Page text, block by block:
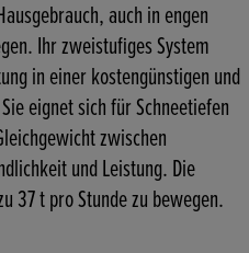
auch in engen
Ihr zweistufiges System
in einer kostengünstigen und
eignet sich für Schneetiefen
zwischen
und Leistung. Die
37 t pro Stunde zu bewegen.